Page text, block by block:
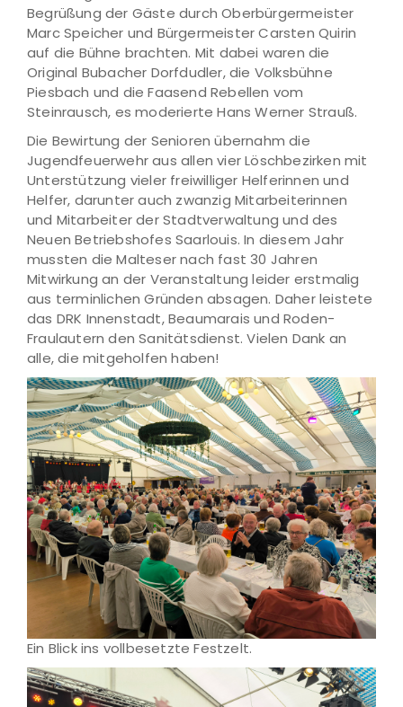
Begrüßung der Gäste durch Oberbürgermeister
Marc Speicher und Bürgermeister Carsten Quirin
auf die Bühne brachten. Mit dabei waren die
Original Bubacher Dorfdudler, die Volksbühne
Piesbach und die Faasend Rebellen vom
Steinrausch, es moderierte Hans Werner Strauß.
Die Bewirtung der Senioren übernahm die
Jugendfeuerwehr aus allen vier Löschbezirken mit
Unterstützung vieler freiwilliger Helferinnen und
Helfer, darunter auch zwanzig Mitarbeiterinnen
und Mitarbeiter der Stadtverwaltung und des
Neuen Betriebshofes Saarlouis. In diesem Jahr
mussten die Malteser nach fast 30 Jahren
Mitwirkung an der Veranstaltung leider erstmalig
aus terminlichen Gründen absagen. Daher leistete
das DRK Innenstadt, Beaumarais und Roden-
Fraulautern den Sanitätsdienst. Vielen Dank an
alle, die mitgeholfen haben!
Ein Blick ins vollbesetzte Festzelt.